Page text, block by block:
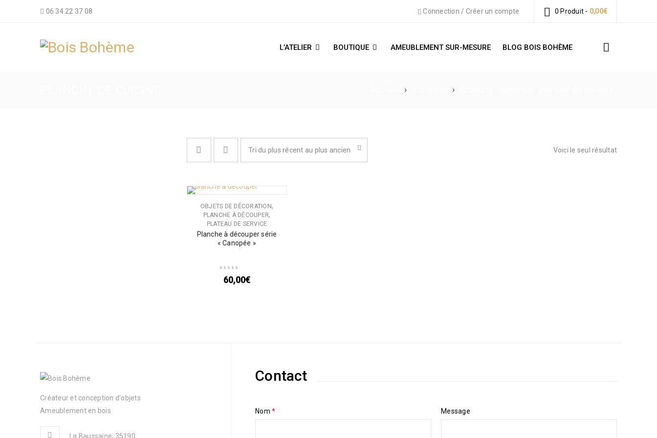
06 34 22 37 08 0 Produit - 0,00€
Connection / Créer un compte
L’ATELIER BOUTIQUE AMEUBLEMENT SUR-MESURE BLOG BOIS BOHÈME
› ›
Voici le seul résultat
Tri du plus récent au plus ancien
OBJETS DE DÉCORATION,
PLANCHE À DÉCOUPER,
PLATEAU DE SERVICE
Planche à découper série
« Canopée »
60,00€
Créateur et conception d'objets
Ameublement en bois
La Baussaine, 35190
Contact
Nom * Message